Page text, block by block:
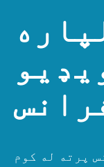
پرته له کوم